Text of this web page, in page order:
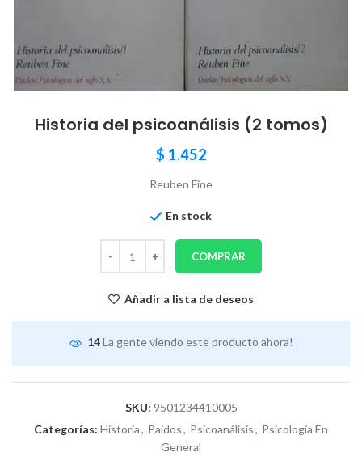
Historia del psicoanálisis (2 tomos)
$ 1.452
Reuben Fine
En stock
COMPRAR
Añadir a lista de deseos
14 La gente viendo este producto ahora!
SKU: 9501234410005
Categorías: Historia, Paidos, Psicoanálisis, Psicología En
General